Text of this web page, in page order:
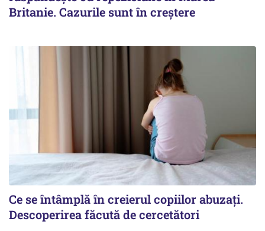
Britanie. Cazurile sunt în creștere
Ce se întâmplă în creierul copiilor abuzați.
Descoperirea făcută de cercetători